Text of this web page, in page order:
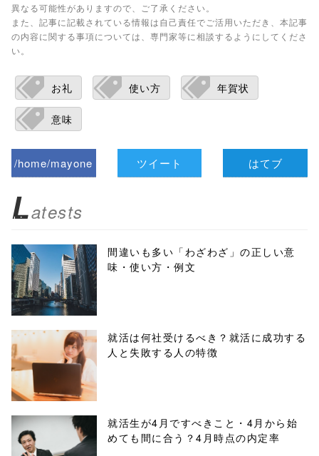
異なる可能性がありますので、ご了承ください。
また、記事に記載されている情報は自己責任でご活用いただき、本記事
の内容に関する事項については、専門家等に相談するようにしてくださ
い。
お礼 使い方 年賀状
意味
/home/mayone
biz.jp/public_ht
ml/wp-
content/themes
/tapbiz_theme/
parts/sns-
buttons.php on
line10
/1020552"
onclick="windo
ツイート はてブ
Latests
間違いも多い「わざわざ」の正しい意
味・使い方・例文
就活は何社受けるべき？就活に成功する
人と失敗する人の特徴
就活生が4月ですべきこと・4月から始
めても間に合う？4月時点の内定率